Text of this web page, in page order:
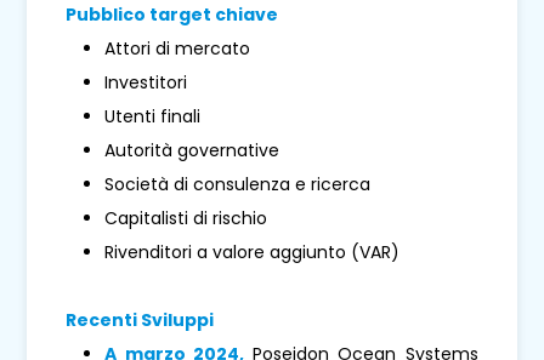
Pubblico target chiave
Attori di mercato
Investitori
Utenti finali
Autorità governative
Società di consulenza e ricerca
Capitalisti di rischio
Rivenditori a valore aggiunto (VAR)
Recenti Sviluppi
A marzo 2024, Poseidon Ocean Systems